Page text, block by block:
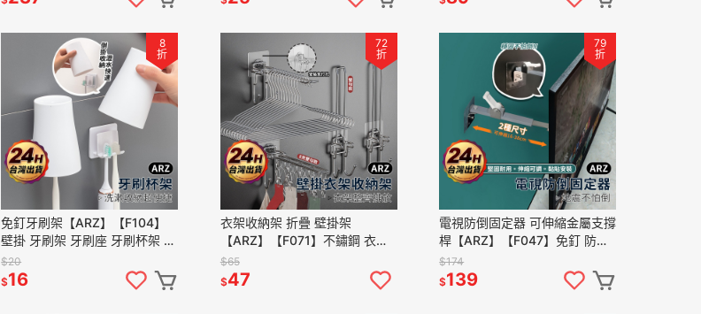
8
折
免釘牙刷架【ARZ】【F104】
壁掛 牙刷架 牙刷座 牙刷杯架 牙
刷 瀝水 掛架 漱口杯架 杯架 牙
刷置物架 牙刷收納架
$20
$16
72
折
衣架收納架 折疊 壁掛架
【ARZ】【F071】不鏽鋼 衣架
收納 掛勾 洗衣 曬衣架 掛衣架
晾衣 曬衣夾 陽台 收納架
$65
$47
79
折
電視防倒固定器 可伸縮金屬支撐
桿【ARZ】【F047】免釘 防倒
固定器 防傾倒 家具 固定架 電視
機防倒 地震 兒童防護
$174
$139